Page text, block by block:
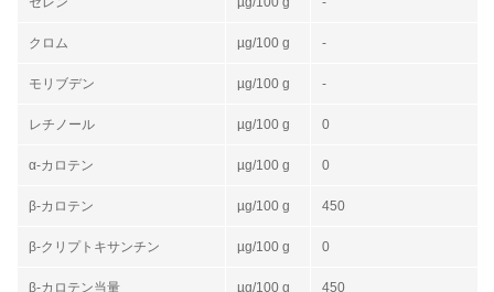
クロム µg/100 g -
モリブデン µg/100 g -
レチノール µg/100 g 0
α-カロテン µg/100 g 0
β-カロテン µg/100 g 450
β-クリプトキサンチン µg/100 g 0
β-カロテン当量 µg/100 g 450